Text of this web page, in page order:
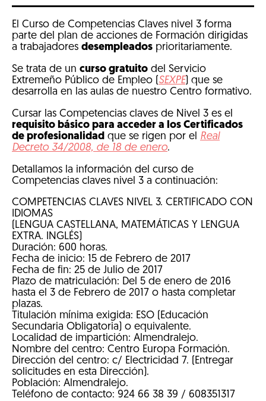
El Curso de Competencias Claves nivel 3 forma
parte del plan de acciones de Formación dirigidas
a trabajadores desempleados prioritariamente.
Se trata de un curso gratuito del Servicio
Extremeño Público de Empleo ( SEXPE ) que se
desarrolla en las aulas de nuestro Centro formativo.
Cursar las Competencias claves de Nivel 3 es el
requisito básico para acceder a los Certificados
de profesionalidad que se rigen por el Real
Decreto 34/2008, de 18 de enero.
Detallamos la información del curso de
Competencias claves nivel 3 a continuación:
COMPETENCIAS CLAVES NIVEL 3. CERTIFICADO CON
IDIOMAS
(LENGUA CASTELLANA, MATEMÁTICAS Y LENGUA
EXTRA. INGLÉS)
Duración: 600 horas.
Fecha de inicio: 15 de Febrero de 2017
Fecha de fin: 25 de Julio de 2017
Plazo de matriculación: Del 5 de enero de 2016
hasta el 3 de Febrero de 2017 o hasta completar
plazas.
Titulación mínima exigida: ESO (Educación
Secundaria Obligatoria) o equivalente.
Localidad de impartición: Almendralejo.
Nombre del centro: Centro Europa Formación.
Dirección del centro: c/ Electricidad 7. (Entregar
solicitudes en esta Dirección).
Población: Almendralejo.
Teléfono de contacto: 924 66 38 39 / 608351317